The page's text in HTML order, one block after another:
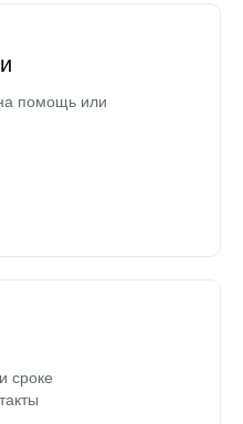
помощь или
сроке